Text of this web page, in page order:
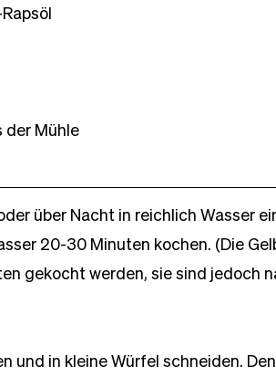
der Mühle
über Nacht in reichlich Wasser
20-30 Minuten kochen. (Die
gekocht werden, sie sind jedoch
und in kleine Würfel schneiden.